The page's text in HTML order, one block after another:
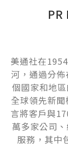
美通社在
河，通過分
個國家和地
全球領先新
言將客戶與
萬多家公司
服務，其中